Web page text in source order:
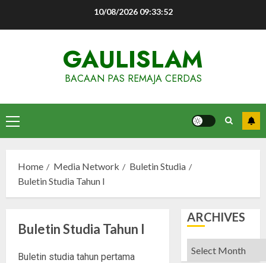
10/08/2026 09:33:52
GAULISLAM
BACAAN PAS REMAJA CERDAS
Primary
Menu
Home Media Network
Buletin Studia
Buletin Studia Tahun I
Buletin Studia Tahun I
Buletin studia tahun pertama
ARCHIVES
Archives